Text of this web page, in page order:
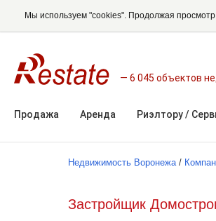
Мы используем "cookies". Продолжая
6 045 объектов
Продажа Аренда Риэлтору /
Недвижимость Воронежа/
Застройщик